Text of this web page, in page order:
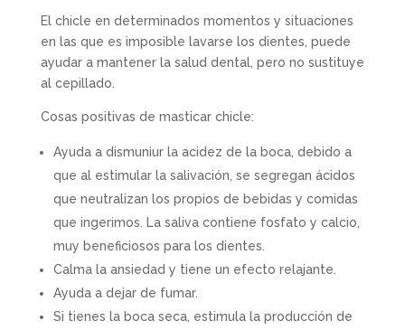
El chicle en determinados momentos y situaciones
en las que es imposible lavarse los dientes, puede
ayudar a mantener la salud dental, pero no sustituye
al cepillado.
Cosas positivas de masticar chicle:
Ayuda a dismuniur la acidez de la boca, debido a
que al estimular la salivación, se segregan ácidos
que neutralizan los propios de bebidas y comidas
que ingerimos. La saliva contiene fosfato y calcio,
muy beneficiosos para los dientes.
Calma la ansiedad y tiene un efecto relajante.
Ayuda a dejar de fumar.
Si tienes la boca seca, estimula la producción de